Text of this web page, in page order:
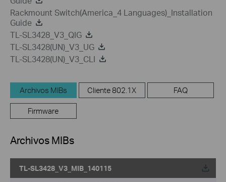
Rackmount Switch(America_4 Languages)_Installation
Guide
TL-SL3428_V3_QIG
TL-SL3428(UN)_V3_UG
TL-SL3428(UN)_V3_CLI
Archivos MIBs Cliente 802.1X FAQ
Firmware
Archivos MIBs
TL-SL3428_V3_MIB_140115